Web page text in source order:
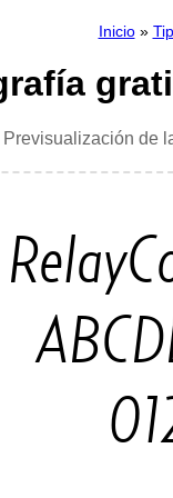
Inicio»
Previsualización de